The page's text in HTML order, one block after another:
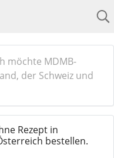
möchte MDMB-
der Schweiz und
Rezept in
bestellen.